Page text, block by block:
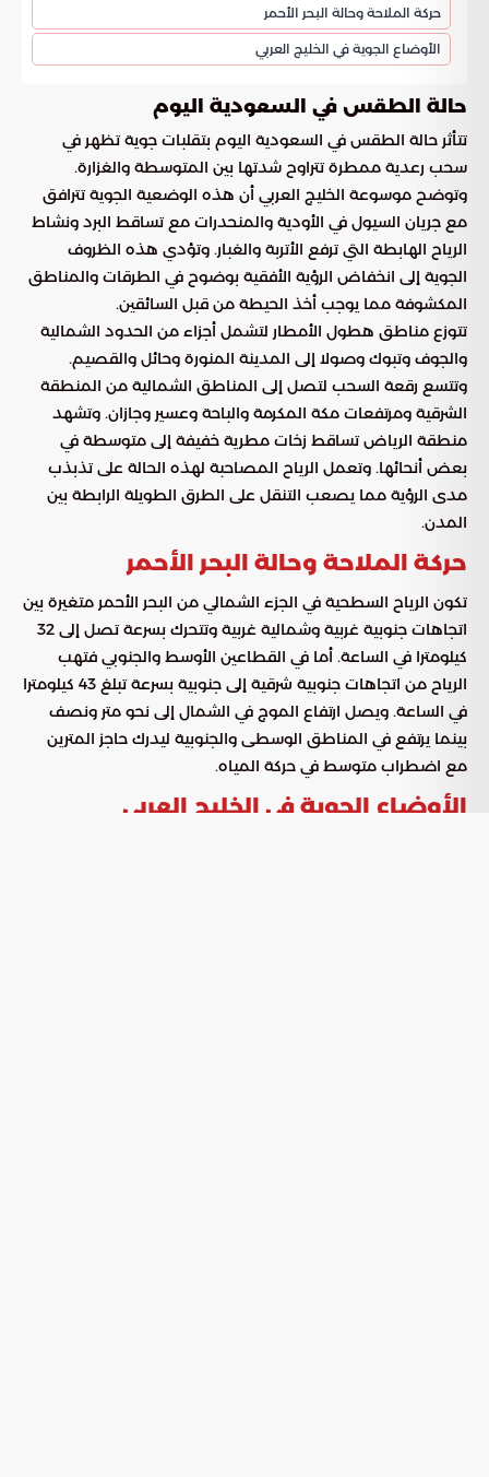
حركة الملاحة وحالة البحر الأحمر
الأوضاع الجوية في الخليج العربي
حالة الطقس في السعودية اليوم
تتأثر حالة الطقس في السعودية اليوم بتقلبات جوية تظهر في
سحب رعدية ممطرة تتراوح شدتها بين المتوسطة والغزارة.
وتوضح موسوعة الخليج العربي أن هذه الوضعية الجوية تترافق
مع جريان السيول في الأودية والمنحدرات مع تساقط البرد ونشاط
الرياح الهابطة التي ترفع الأتربة والغبار. وتؤدي هذه الظروف
الجوية إلى انخفاض الرؤية الأفقية بوضوح في الطرقات والمناطق
المكشوفة مما يوجب أخذ الحيطة من قبل السائقين.
تتوزع مناطق هطول الأمطار لتشمل أجزاء من الحدود الشمالية
والجوف وتبوك وصولا إلى المدينة المنورة وحائل والقصيم.
وتتسع رقعة السحب لتصل إلى المناطق الشمالية من المنطقة
الشرقية ومرتفعات مكة المكرمة والباحة وعسير وجازان. وتشهد
منطقة الرياض تساقط زخات مطرية خفيفة إلى متوسطة في
بعض أنحائها. وتعمل الرياح المصاحبة لهذه الحالة على تذبذب
مدى الرؤية مما يصعب التنقل على الطرق الطويلة الرابطة بين
المدن.
حركة الملاحة وحالة البحر الأحمر
تكون الرياح السطحية في الجزء الشمالي من البحر الأحمر متغيرة بين
اتجاهات جنوبية غربية وشمالية غربية وتتحرك بسرعة تصل إلى 32
كيلومترا في الساعة. أما في القطاعين الأوسط والجنوبي فتهب
الرياح من اتجاهات جنوبية شرقية إلى جنوبية بسرعة تبلغ 43 كيلومترا
في الساعة. ويصل ارتفاع الموج في الشمال إلى نحو متر ونصف
بينما يرتفع في المناطق الوسطى والجنوبية ليدرك حاجز المترين
مع اضطراب متوسط في حركة المياه.
الأوضاع الجوية في الخليج العربي